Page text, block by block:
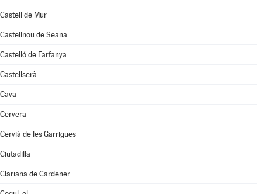
Castell de Mur
Castellnou de Seana
Castelló de Farfanya
Castellserà
Cava
Cervera
Cervià de les Garrigues
Ciutadilla
Clariana de Cardener